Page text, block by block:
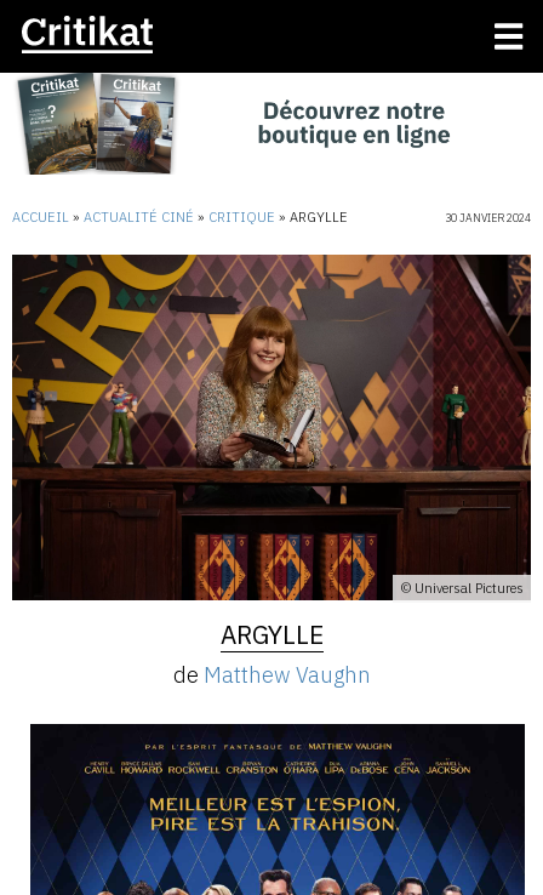
ACCUEIL » ACTUALITÉ CINÉ » CRITIQUE » ARGYLLE 30 JANVIER 2024
© Universal Pictures
ARGYLLE
de Matthew Vaughn